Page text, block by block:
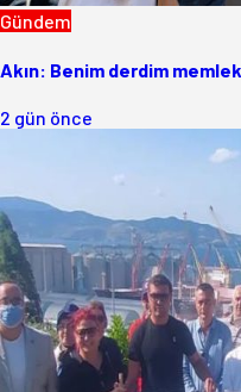
Gündem
Akın: Benim derdim
2 gün önce